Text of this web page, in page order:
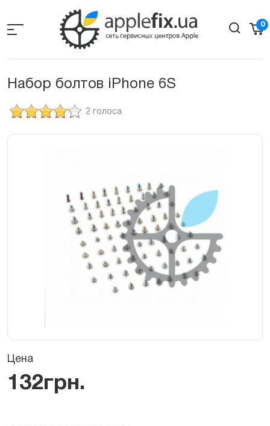
the
0
Набор болтов iPhone 6S
2 голоса
Цена
132грн.